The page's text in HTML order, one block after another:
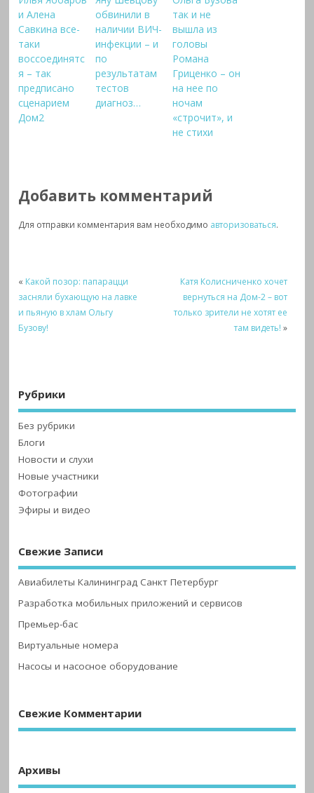
и Алена
Савкина все-
таки
воссоединятс
я – так
предписано
сценарием
Дом2
обвинили в
наличии ВИЧ-
инфекции – и
по
результатам
тестов
диагноз…
так и не
вышла из
головы
Романа
Гриценко – он
на нее по
ночам
«строчит», и
не стихи
Добавить комментарий
Для отправки комментария вам необходимо авторизоваться.
« Какой позор: папарацци
засняли бухающую на лавке
и пьяную в хлам Ольгу
Бузову!
Катя Колисниченко хочет
вернуться на Дом-2 – вот
только зрители не хотят ее
там видеть! »
Рубрики
Без рубрики
Блоги
Новости и слухи
Новые участники
Фотографии
Эфиры и видео
Свежие Записи
Авиабилеты Калининград Санкт Петербург
Разработка мобильных приложений и сервисов
Премьер-бас
Виртуальные номера
Насосы и насосное оборудование
Свежие Комментарии
Архивы